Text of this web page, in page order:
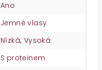
Ano
Jemné vlasy
Nízká, Vysoká
S proteinem